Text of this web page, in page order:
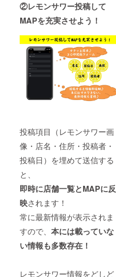
②レモンサワー投稿して
MAPを充実させよう！
投稿項目（レモンサワー画
像・店名・住所・投稿者・
投稿日）を埋めて送信する
と、
即時に店舗一覧とMAPに反
映されます！
常に最新情報が表示されま
すので、 本には載っていな
い情報も多数存在！
レモンサワー情報をどしど